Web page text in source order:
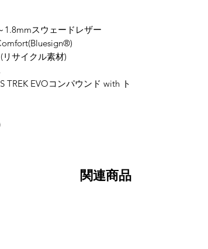
1.8mmスウェードレザー
サイクル素材)
TREK EVOコンパウンド with ト
関連商品